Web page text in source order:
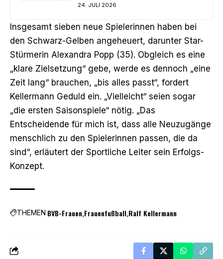
24. JULI 2026
Insgesamt sieben neue Spielerinnen haben bei
den Schwarz-Gelben angeheuert, darunter Star-
Stürmerin Alexandra Popp (35). Obgleich es eine
„klare Zielsetzung“ gebe, werde es dennoch „eine
Zeit lang“ brauchen, „bis alles passt“, fordert
Kellermann Geduld ein. „Vielleicht“ seien sogar
„die ersten Saisonspiele“ nötig. „Das
Entscheidende für mich ist, dass alle Neuzugänge
menschlich zu den Spielerinnen passen, die da
sind“, erläutert der Sportliche Leiter sein Erfolgs-
Konzept.
THEMEN BVB-Frauen Frauenfußball Ralf Kellermann